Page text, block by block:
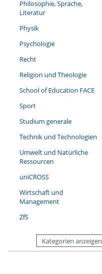
Philosophie, Sprache,
Literatur
Physik
Psychologie
Recht
Religion und Theologie
School of Education FACE
Sport
Studium generale
Technik und Technologien
Umwelt und Natürliche
Ressourcen
uniCROSS
Wirtschaft und
Management
ZfS
Kategorien anzeigen